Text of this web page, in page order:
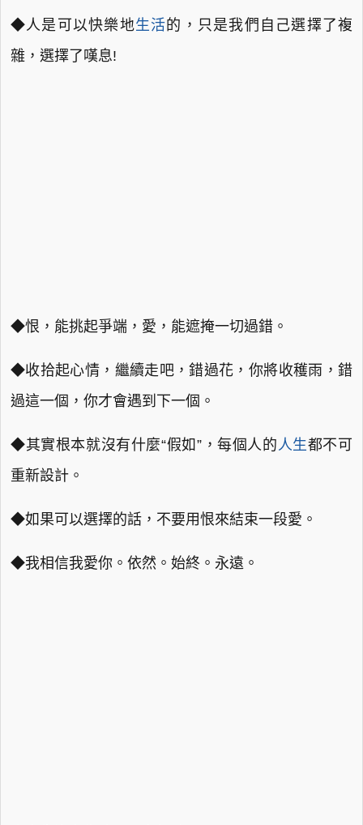
◆人是可以快樂地生活的，只是我們自己選擇了複
雜，選擇了嘆息!
◆恨，能挑起爭端，愛，能遮掩一切過錯。
◆收拾起心情，繼續走吧，錯過花，你將收穫雨，錯
過這一個，你才會遇到下一個。
◆其實根本就沒有什麼“假如”，每個人的人生都不可
重新設計。
◆如果可以選擇的話，不要用恨來結束一段愛。
◆我相信我愛你。依然。始終。永遠。